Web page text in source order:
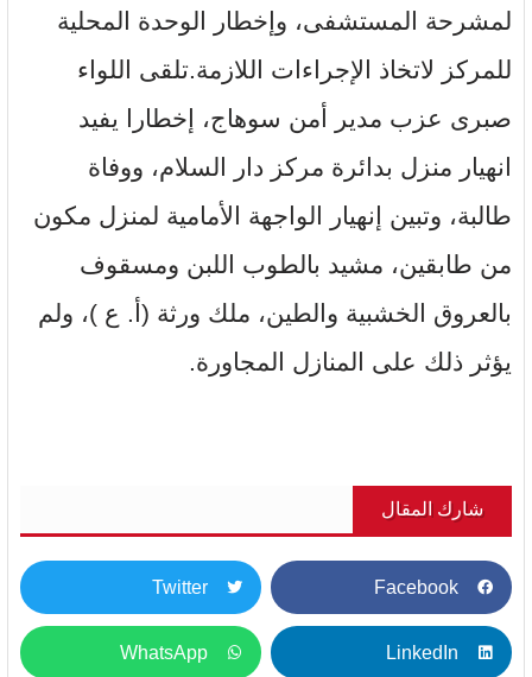
لمشرحة المستشفى، وإخطار الوحدة المحلية
للمركز لاتخاذ الإجراءات اللازمة.تلقى اللواء
صبرى عزب مدير أمن سوهاج، إخطارا يفيد
انهيار منزل بدائرة مركز دار السلام، ووفاة
طالبة، وتبين إنهيار الواجهة الأمامية لمنزل مكون
من طابقين، مشيد بالطوب اللبن ومسقوف
بالعروق الخشبية والطين، ملك ورثة (أ. ع )، ولم
يؤثر ذلك على المنازل المجاورة.
شارك المقال
Facebook
Twitter
LinkedIn
WhatsApp